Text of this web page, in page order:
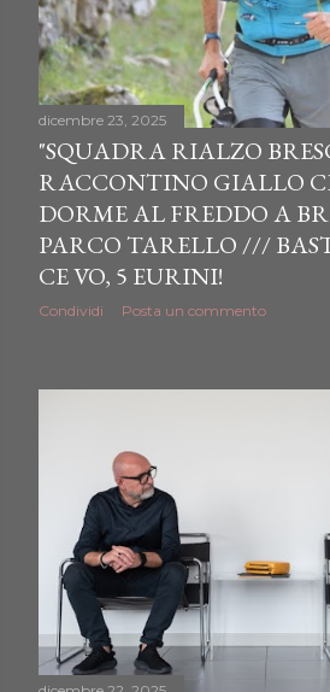
dicembre 23, 2025
"SQUADRA RIALZO
RACCONTINO GIALLO
DORME AL FREDDO A
PARCO TARELLO ///
CE VO, 5 EURINI!
Condividi Posta un commento